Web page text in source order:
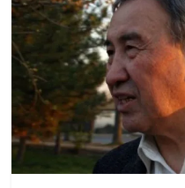
маданияты
жана
адабияты